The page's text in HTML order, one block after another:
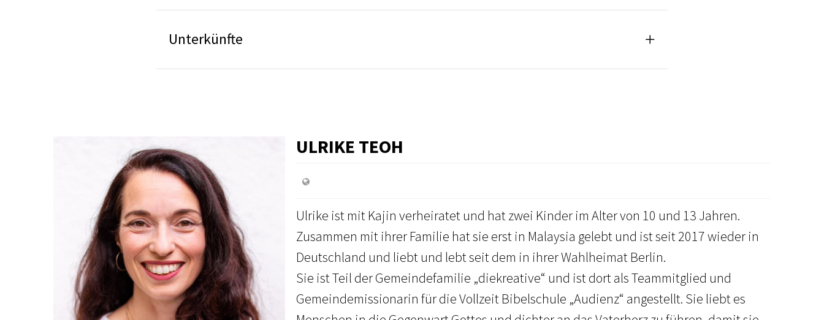
Unterkünfte
ULRIKE TEOH
Ulrike ist mit Kajin verheiratet und hat zwei Kinder im Alter von 10 und 13 Jahren.
Zusammen mit ihrer Familie hat sie erst in Malaysia gelebt und ist seit 2017 wieder in
Deutschland und liebt und lebt seit dem in ihrer Wahlheimat Berlin.
Sie ist Teil der Gemeindefamilie „diekreative“ und ist dort als Teammitglied und
Gemeindemissionarin für die Vollzeit Bibelschule „Audienz“ angestellt. Sie liebt es